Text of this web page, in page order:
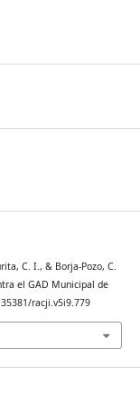
C. I., & Borja-Pozo, C.
el GAD Municipal de
racji.v5i9.779